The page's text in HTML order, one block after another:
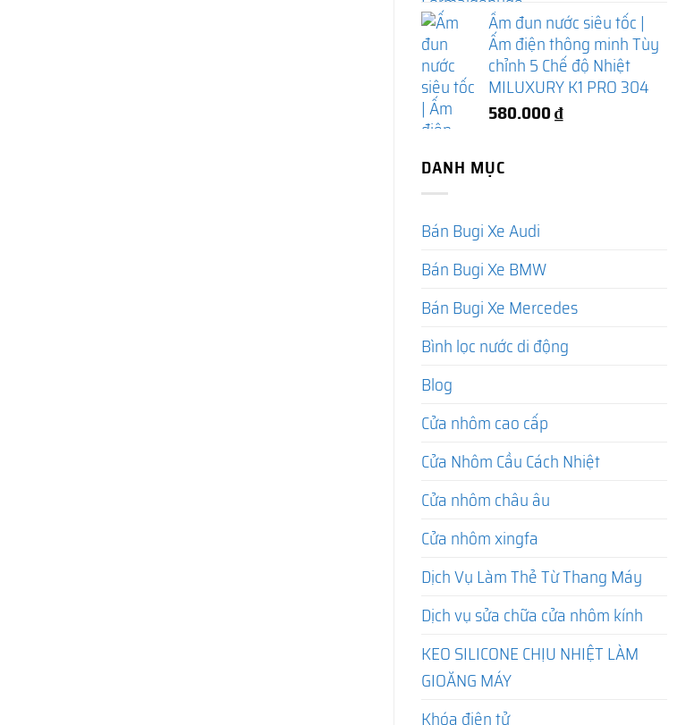
Ấm đun nước siêu tốc |
Ấm điện thông minh Tùy
chỉnh 5 Chế độ Nhiệt
MILUXURY K1 PRO 304
580.000₫
DANH MỤC
Bán Bugi Xe Audi
Bán Bugi Xe BMW
Bán Bugi Xe Mercedes
Bình lọc nước di động
Blog
Cửa nhôm cao cấp
Cửa Nhôm Cầu Cách Nhiệt
Cửa nhôm châu âu
Cửa nhôm xingfa
Dịch Vụ Làm Thẻ Từ Thang Máy
Dịch vụ sửa chữa cửa nhôm kính
KEO SILICONE CHỊU NHIỆT LÀM
GIOĂNG MÁY
Khóa điện tử